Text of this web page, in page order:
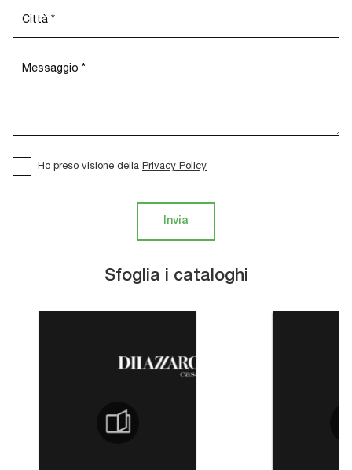
Sfoglia i cataloghi
Ho preso visione della Privacy Policy
Invia